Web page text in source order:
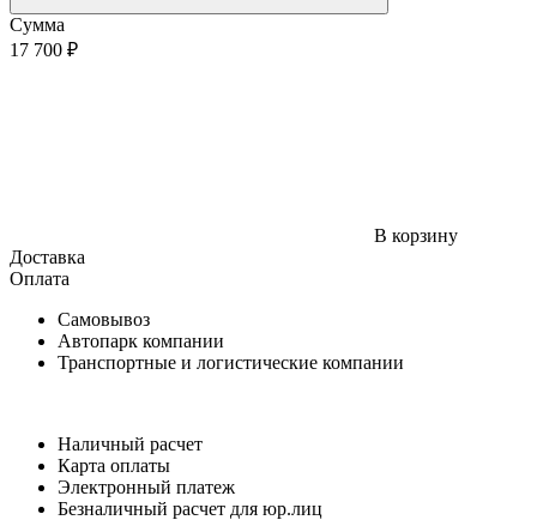
Сумма
17 700 ₽
В корзину
Доставка
Оплата
Самовывоз
Автопарк компании
Транспортные и логистические компании
Наличный расчет
Карта оплаты
Электронный платеж
Безналичный расчет для юр.лиц